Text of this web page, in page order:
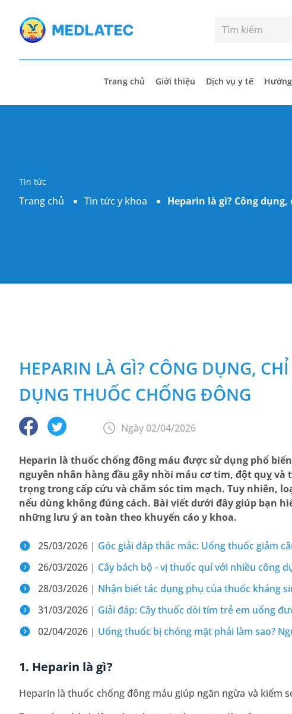
Trang chủ Giới thiệu Dịch vụ y tế
Tin tức
Trang chủ Tin tức y khoa Heparin là gì? Công
HEPARIN LÀ GÌ? CÔNG DỤNG,
DỤNG THUỐC CHỐNG ĐÔNG
Ngày 02/04/2026
Heparin là thuốc chống đông máu được sử dụng phổ
nguyên nhân hàng đầu gây nhồi máu cơ tim, đột quỵ
trọng trong cấp cứu và chăm sóc tim mạch. Tuy nhiên,
nếu dùng không đúng cách. Bài viết dưới đây giúp bạn
những lưu ý an toàn theo khuyến cáo y khoa.
25/03/2026 | Góc giải đáp thắc mắc: Uống thuốc giảm
26/03/2026 | Cây bách bộ - vị thuốc quí với nhiều công
28/03/2026 | Nhận biết tác dụng phụ của thuốc kháng
31/03/2026 | Giải đáp: Cây thuốc dòi tím trẻ em uống
02/04/2026 | Uống thuốc bị chóng mặt phải làm sao?
1. Heparin là gì?
Heparin là thuốc chống đông máu giúp ngăn ngừa và kiểm